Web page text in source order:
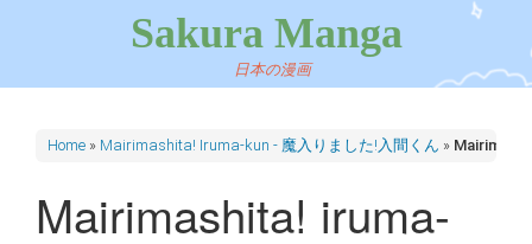
Sakura Manga
日本の漫画
Home » Mairimashita! Iruma-kun - 魔入りました!入間くん »
Mairimashita! iruma-